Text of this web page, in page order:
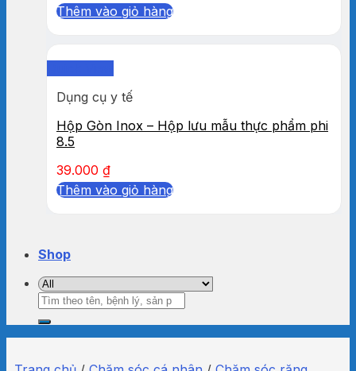
Thêm vào giỏ hàng
Dụng cụ y tế
Hộp Gòn Inox – Hộp lưu mẫu thực phẩm phi
8.5
39.000 ₫
Thêm vào giỏ hàng
Shop
Tìm
kiếm: